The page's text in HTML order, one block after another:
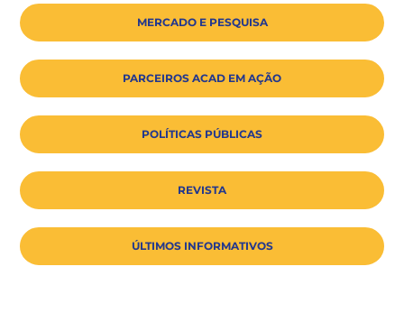
MERCADO E PESQUISA
PARCEIROS ACAD EM AÇÃO
POLÍTICAS PÚBLICAS
REVISTA
ÚLTIMOS INFORMATIVOS